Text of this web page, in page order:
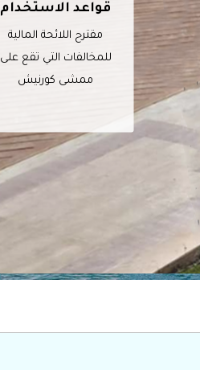
قواعد الاستخدام
مقترح اللائحة المالية
للمخالفات التي تقع على
ممشى كورنيش